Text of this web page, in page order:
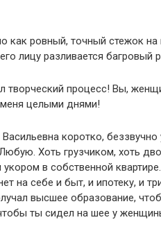
как ровный, точный стежок на
лицу разливается багровый
творческий процесс! Вы,
целыми днями!
коротко,
Хоть грузчиком, хоть
в собственной
на себе и быт, и ипотеку, и
высшее образование,
ты сидел на шее у